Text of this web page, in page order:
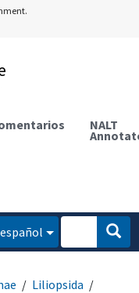
NALT
español
Liliopsida